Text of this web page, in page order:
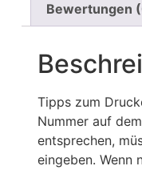
Bewertungen
Tipps zum
Nummer auf
entsprechen,
eingeben. Wenn